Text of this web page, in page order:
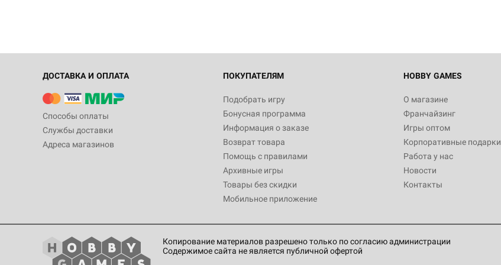
ДОСТАВКА И ОПЛАТА
Способы оплаты
Службы доставки
Адреса магазинов
ПОКУПАТЕЛЯМ
Подобрать игру
Бонусная программа
Информация о заказе
Возврат товара
Помощь с правилами
Архивные игры
Товары без скидки
Мобильное приложение
HOBBY GAMES
О магазине
Франчайзинг
Игры оптом
Корпоративные подарки
Работа у нас
Новости
Контакты
Копирование материалов разрешено только по согласию администрации
Содержимое сайта не является публичной офертой